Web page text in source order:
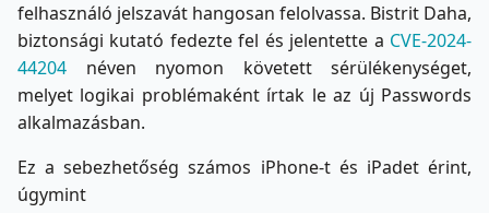
felhasználó jelszavát hangosan felolvassa. Bistrit Daha,
biztonsági kutató fedezte fel és jelentette a CVE-2024-
44204 néven nyomon követett sérülékenységet,
melyet logikai problémaként írtak le az új Passwords
alkalmazásban.
Ez a sebezhetőség számos iPhone-t és iPadet érint,
úgymint